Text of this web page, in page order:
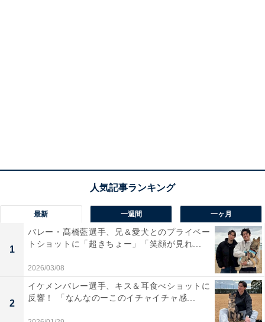
最新 一週間 一ヶ月
1
バレー・髙橋藍選手、兄＆愛犬とのプライベー
トショットに「超きちょー」「笑顔が見れ...
2026/03/08
2
イケメンバレー選手、キス＆耳食べショットに
反響！ 「なんなのーこのイチャイチャ感...